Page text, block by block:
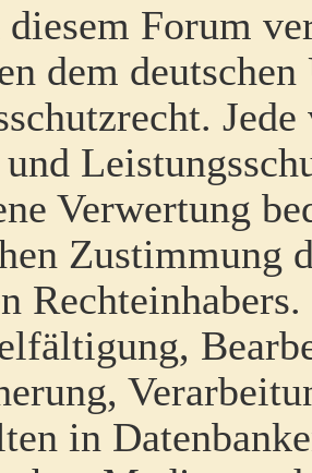
Forum
dem
Verwertung
Zustimmung
in